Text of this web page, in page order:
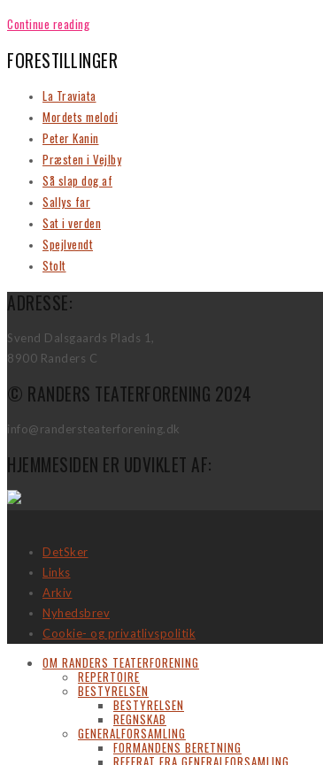
Continue reading
FORESTILLINGER
La Traviata
Mordets melodi
Peter Kanin
Præsten i Vejlby
Så slap dog af
Sallys far
Sat i verden
Spejlvendt
Stolt
ADRESSE:
Svend Dalsgaards Plads 1,
8900 Randers C
© RANDERS TEATERFORENING 2024
info@randersteaterforening.dk
HJEMMESIDEN ER UDVIKLET AF:
DetSker
Links
Arkiv
Nyhedsbrev
Cookie- og privatlivspolitik
OM RANDERS TEATERFORENING
REPERTOIRE
BESTYRELSEN
BESTYRELSEN
REGNSKAB
GENERALFORSAMLING
FORMANDENS BERETNING